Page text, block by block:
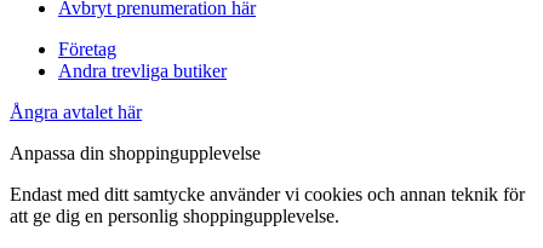
Avbryt prenumeration här
Företag
Andra trevliga butiker
Ångra avtalet här
Anpassa din shoppingupplevelse
Endast med ditt samtycke använder vi cookies och annan teknik för
att ge dig en personlig shoppingupplevelse.